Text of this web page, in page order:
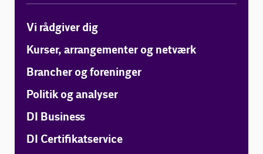
Vi rådgiver dig
Kurser, arrangementer og netværk
Brancher og foreninger
Politik og analyser
DI Business
DI Certifikatservice